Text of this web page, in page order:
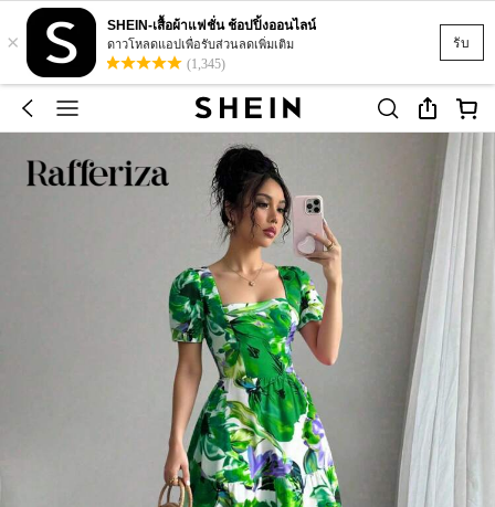
รับ
×
SHEIN-เสื้อผ้าแฟชั่น ช้อปปิ้งออนไลน์
ดาวโหลดแอปเพื่อรับส่วนลดเพิ่มเติม
(1,345)